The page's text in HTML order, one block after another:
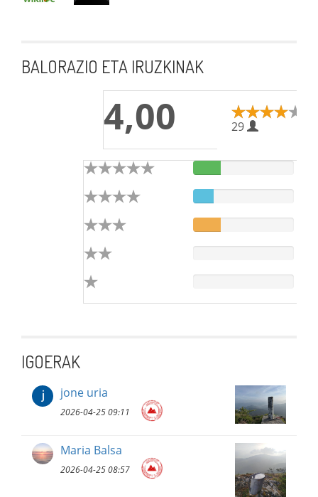
BALORAZIO ETA IRUZKINAK
4,00 29
IGOERAK
jone uria
2026-04-25 09:11
Maria Balsa
2026-04-25 08:57